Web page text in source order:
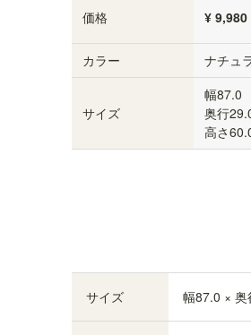
シライオリジナルの棚受け金
画像はTNL-1259NA
価格 ¥ 9,980
カラー ナチュ
サイズ
幅87.0
奥行
高さ
サイズ 幅87.0 × 奥